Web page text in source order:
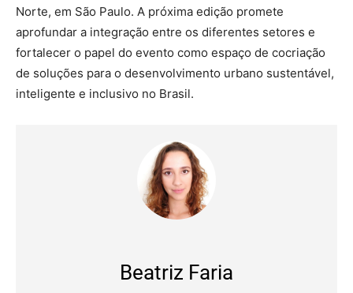
Norte, em São Paulo. A próxima edição promete
aprofundar a integração entre os diferentes setores e
fortalecer o papel do evento como espaço de cocriação
de soluções para o desenvolvimento urbano sustentável,
inteligente e inclusivo no Brasil.
Beatriz Faria